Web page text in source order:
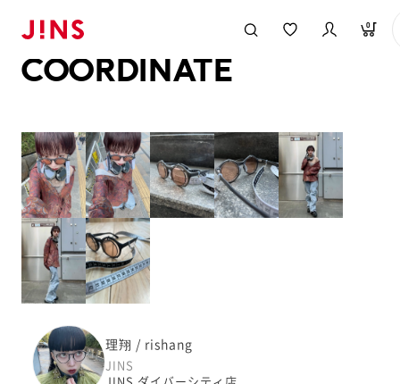
0
COORDINATE
理翔 / rishang
JINS
JINS ダイバーシティ店